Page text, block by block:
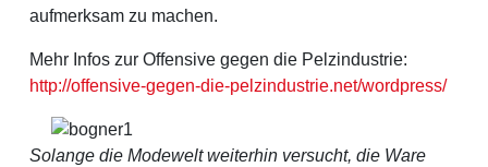
aufmerksam zu machen.
Mehr Infos zur Offensive gegen die Pelzindustrie:
http://offensive-gegen-die-pelzindustrie.net/wordpress/
Solange die Modewelt weiterhin versucht, die Ware